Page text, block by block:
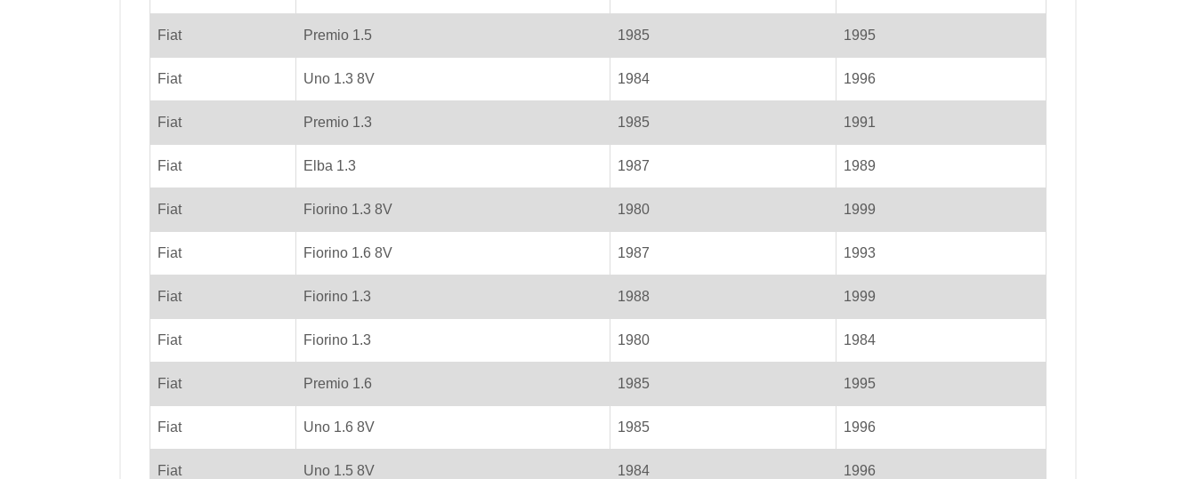
Fiat Premio 1.5 1985 1995
Fiat Uno 1.3 8V 1984 1996
Fiat Premio 1.3 1985 1991
Fiat Elba 1.3 1987 1989
Fiat Fiorino 1.3 8V 1980 1999
Fiat Fiorino 1.6 8V 1987 1993
Fiat Fiorino 1.3 1988 1999
Fiat Fiorino 1.3 1980 1984
Fiat Premio 1.6 1985 1995
Fiat Uno 1.6 8V 1985 1996
Fiat Uno 1.5 8V 1984 1996